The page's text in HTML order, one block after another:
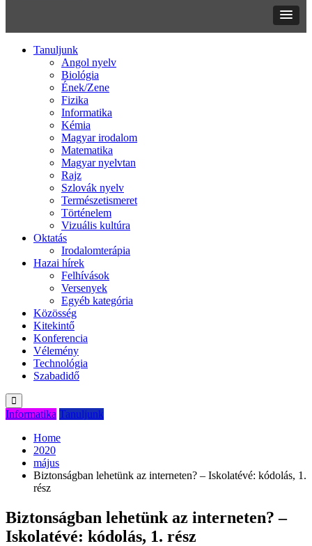
Tanuljunk
Angol nyelv
Biológia
Ének/Zene
Fizika
Informatika
Kémia
Magyar irodalom
Matematika
Magyar nyelvtan
Rajz
Szlovák nyelv
Természetismeret
Történelem
Vizuális kultúra
Oktatás
Irodalomterápia
Hazai hírek
Felhívások
Versenyek
Egyéb kategória
Közösség
Kitekintő
Konferencia
Vélemény
Technológia
Szabadidő
Informatika Tanuljunk
Home
2020
május
Biztonságban lehetünk az interneten? – Iskolatévé: kódolás, 1.
rész
Biztonságban lehetünk az interneten? –
Iskolatévé: kódolás, 1. rész